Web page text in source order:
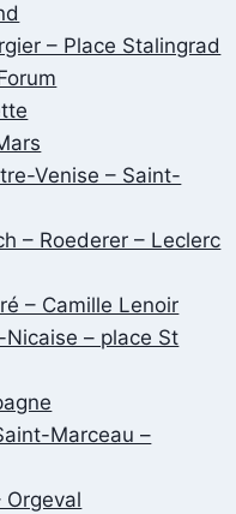
– Place Stalingrad
Venise – Saint-
– Roederer – Leclerc
– Camille Lenoir
– place St
Marceau –
Orgeval